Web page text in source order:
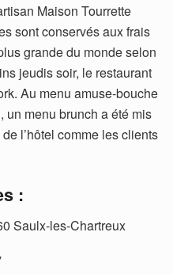
Maison Tourrette
sont conservés aux frais
grande du monde selon
jeudis soir, le restaurant
Au menu amuse-bouche
un menu brunch a été mis
l’hôtel comme les clients
:
Saulx-les-Chartreux